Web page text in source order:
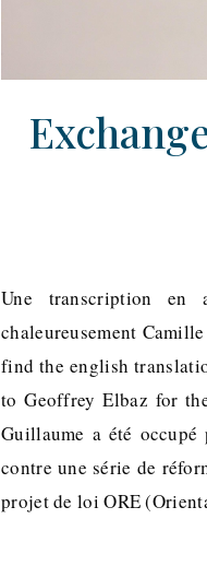
Une transcription en
chaleureusement
find the english
to Geoffrey Elbaz for
Guillaume a été occupé
contre une série de
projet de loi ORE